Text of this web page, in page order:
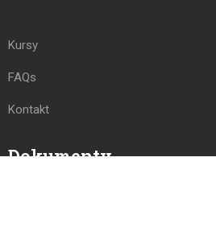
Kursy
FAQs
Kontakt
Dokumenty